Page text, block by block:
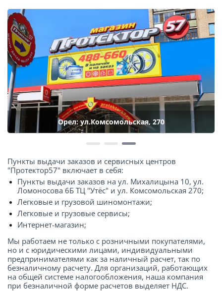
Орел: ул.Комсомольская, 270
Пункты выдачи заказов и сервисных центров
"Протектор57" включает в себя:
Пункты выдачи заказов на ул. Михалицына 10, ул.
Ломоносова 6Б ТЦ "Утёс" и ул. Комсомольская 270;
Легковые и грузовой шиномонтажи;
Легковые и грузовые сервисы;
Интернет-магазин;
Мы работаем не только с розничными покупателями,
но и с юридическими лицами, индивидуальными
предпринимателями как за наличный расчет, так по
безналичному расчету. Для организаций, работающих
на общей системе налогообложения, наша компания
при безналичной форме расчетов выделяет НДС.